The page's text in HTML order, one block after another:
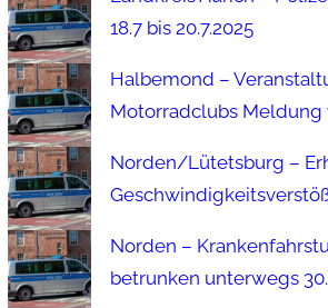
18.7 bis 20.7.2025
Halbemond –
Motorradclubs Meldung
Norden/Lütetsburg –
Norden –
betrunken unterwegs